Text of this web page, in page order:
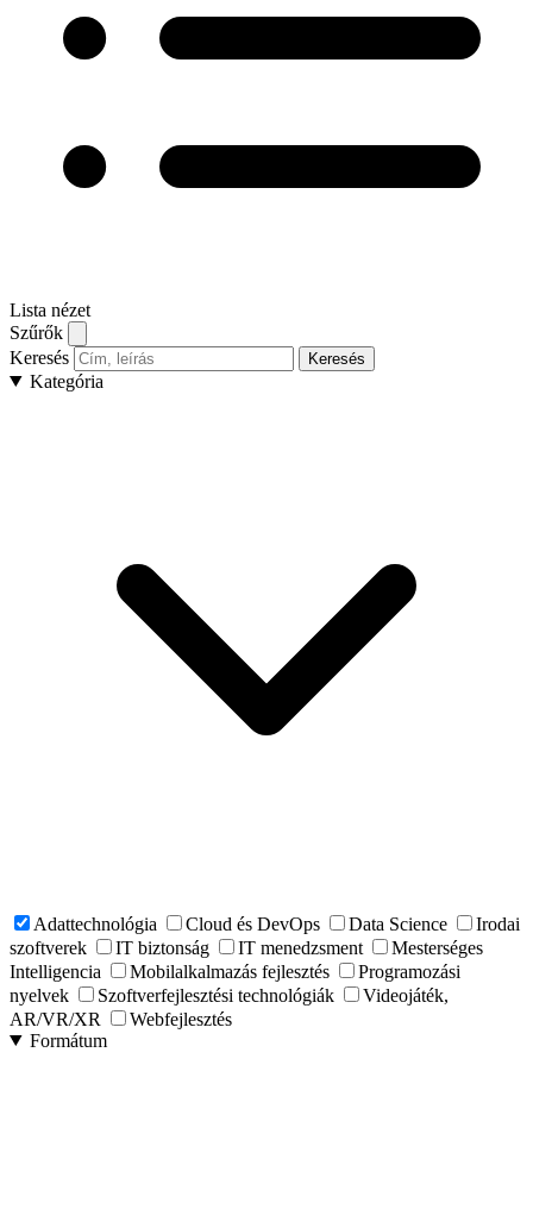
Lista nézet
Szűrők
Keresés
Keresés
Kategória
Adattechnológia Cloud és DevOps Data Science
Irodai
szoftverek
IT biztonság IT menedzsment
Mesterséges
Intelligencia
Mobilalkalmazás fejlesztés
Programozási
nyelvek
Szoftverfejlesztési technológiák
Videojáték,
AR/VR/XR
Webfejlesztés
Formátum